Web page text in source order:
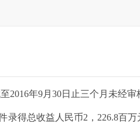
年9月30日止三个月未经审
得总收益人民币2，226.8百万